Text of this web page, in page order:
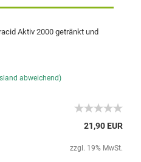
Aktiv 2000 getränkt und
abweichend)
21,90 EUR
zzgl. 19% MwSt.